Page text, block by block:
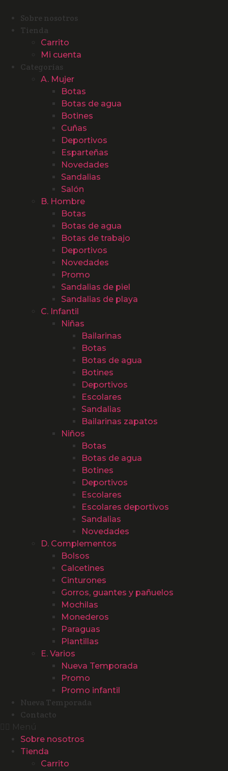
contenido
Sobre nosotros
Tienda
Carrito
Mi cuenta
Categorías
A. Mujer
Botas
Botas de agua
Botines
Cuñas
Deportivos
Esparteñas
Novedades
Sandalias
Salón
B. Hombre
Botas
Botas de agua
Botas de trabajo
Deportivos
Novedades
Promo
Sandalias de piel
Sandalias de playa
C. Infantil
Niñas
Bailarinas
Botas
Botas de agua
Botines
Deportivos
Escolares
Sandalias
Bailarinas zapatos
Niños
Botas
Botas de agua
Botines
Deportivos
Escolares
Escolares deportivos
Sandalias
Novedades
D. Complementos
Bolsos
Calcetines
Cinturones
Gorros, guantes y pañuelos
Mochilas
Monederos
Paraguas
Plantillas
E. Varios
Nueva Temporada
Promo
Promo infantil
Nueva Temporada
Contacto
Menú
Sobre nosotros
Tienda
Carrito